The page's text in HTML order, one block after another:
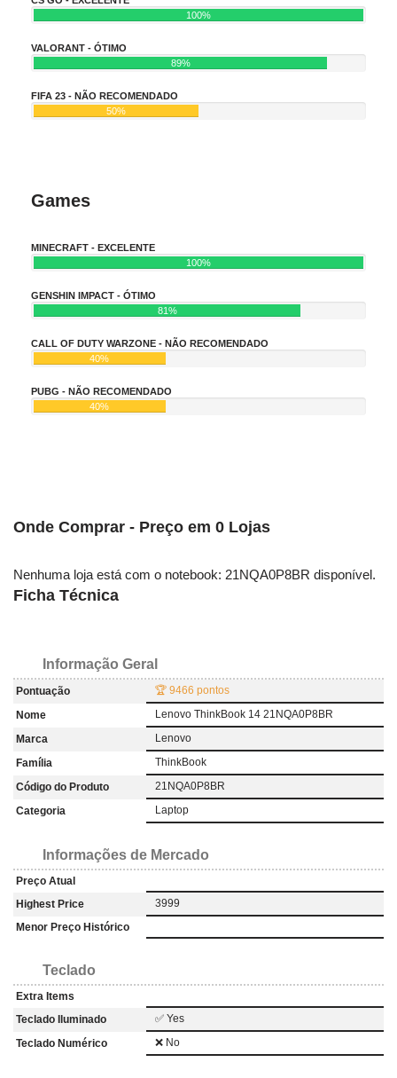
100%
VALORANT - ÓTIMO
89%
FIFA 23 - NÃO RECOMENDADO
50%
Games
MINECRAFT - EXCELENTE
100%
GENSHIN IMPACT - ÓTIMO
81%
CALL OF DUTY WARZONE - NÃO RECOMENDADO
40%
PUBG - NÃO RECOMENDADO
40%
Onde Comprar - Preço em 0 Lojas
Nenhuma loja está com o notebook: 21NQA0P8BR disponível.
Ficha Técnica
Informação Geral
Pontuação
🏆 9466 pontos
Nome
Lenovo ThinkBook 14 21NQA0P8BR
Marca
Lenovo
Família
ThinkBook
Código do Produto
21NQA0P8BR
Categoria
Laptop
Informações de Mercado
Preço Atual
Highest Price
3999
Menor Preço Histórico
Teclado
Extra Items
Teclado Iluminado
✅ Yes
Teclado Numérico
❌ No